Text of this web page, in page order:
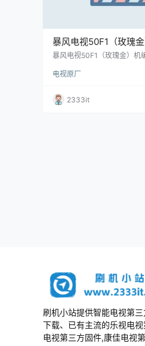
暴风电视50F1（玫瑰
600000MWV00主程序
原厂程序U盘数据刷机包
暴风电视50F1（玫瑰金）
1-PE8(C3)原厂程序U盘数据
电视原厂
2333it
刷机小站提供智能电视第
下载、已有主流的乐视电
电视第三方固件,康佳电视